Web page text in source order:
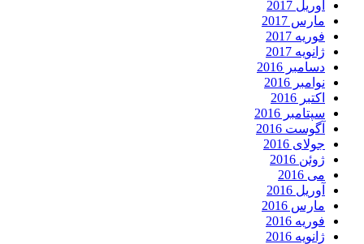
آوریل 2017
مارس 2017
فوریه 2017
ژانویه 2017
دسامبر 2016
نوامبر 2016
اکتبر 2016
سپتامبر 2016
آگوست 2016
جولای 2016
ژوئن 2016
می 2016
آوریل 2016
مارس 2016
فوریه 2016
ژانویه 2016